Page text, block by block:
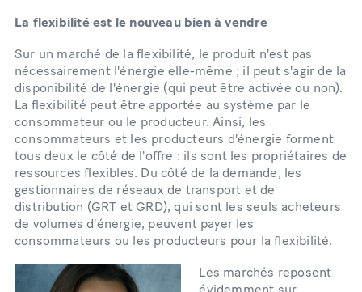
La flexibilité est le nouveau bien à vendre
Sur un marché de la flexibilité, le produit n'est pas
nécessairement l'énergie elle-même ; il peut s'agir de la
disponibilité de l'énergie (qui peut être activée ou non).
La flexibilité peut être apportée au système par le
consommateur ou le producteur. Ainsi, les
consommateurs et les producteurs d'énergie forment
tous deux le côté de l'offre : ils sont les propriétaires de
ressources flexibles. Du côté de la demande, les
gestionnaires de réseaux de transport et de
distribution (GRT et GRD), qui sont les seuls acheteurs
de volumes d'énergie, peuvent payer les
consommateurs ou les producteurs pour la flexibilité.
Les marchés reposent
évidemment sur